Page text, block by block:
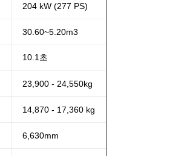
204 kW (277 PS)
30.60~5.20m3
10.1초
23,900 - 24,550kg
14,870 - 17,360 kg
6,630mm